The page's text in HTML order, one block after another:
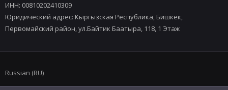
ИНН: 00810202410309
Юридический адрес: Кыргызская Республика, Бишкек,
Первомайский район, ул.Байтик Баатыра, 118, 1 Этаж
Russian (RU)